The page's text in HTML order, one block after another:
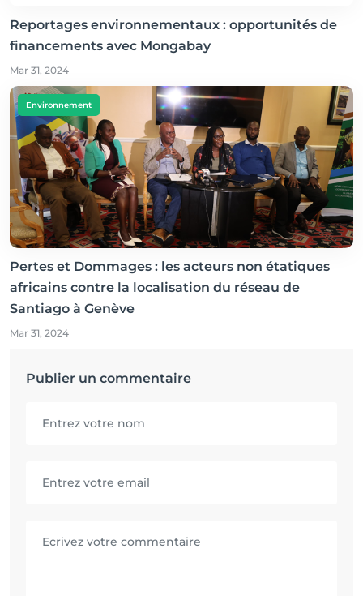
Reportages environnementaux : opportunités de
financements avec Mongabay
Mar 31, 2024
Environnement
Pertes et Dommages : les acteurs non étatiques
africains contre la localisation du réseau de
Santiago à Genève
Mar 31, 2024
Publier un commentaire